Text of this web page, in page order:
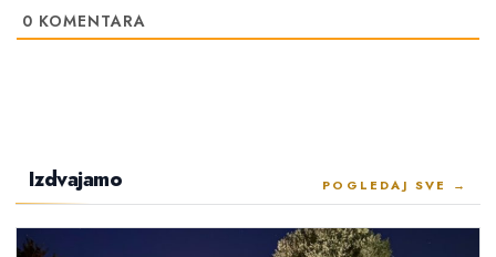
0 KOMENTARA
Izdvajamo POGLEDAJ SVE →